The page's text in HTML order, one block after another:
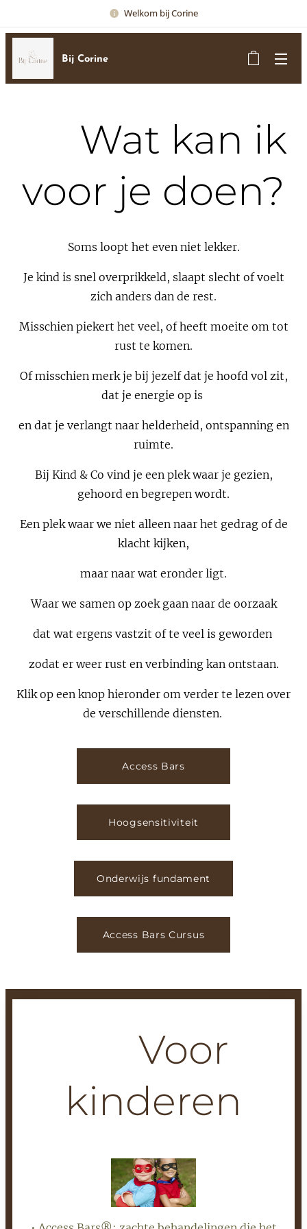
Welkom bij Corine
Bij Corine
🌿 Wat kan ik
voor je doen?
Soms loopt het even niet lekker.
Je kind is snel overprikkeld, slaapt slecht of voelt
zich anders dan de rest.
Misschien piekert het veel, of heeft moeite om tot
rust te komen.
Of misschien merk je bij jezelf dat je hoofd vol zit,
dat je energie op is
en dat je verlangt naar helderheid, ontspanning en
ruimte.
Bij Kind & Co vind je een plek waar je gezien,
gehoord en begrepen wordt.
Een plek waar we niet alleen naar het gedrag of de
klacht kijken,
maar naar wat eronder ligt.
Waar we samen op zoek gaan naar de oorzaak
dat wat ergens vastzit of te veel is geworden
zodat er weer rust en verbinding kan ontstaan.
Klik op een knop hieronder om verder te lezen over
de verschillende diensten.
Access Bars
Hoogsensitiviteit
Onderwijs fundament
Access Bars Cursus
✨ Voor
kinderen